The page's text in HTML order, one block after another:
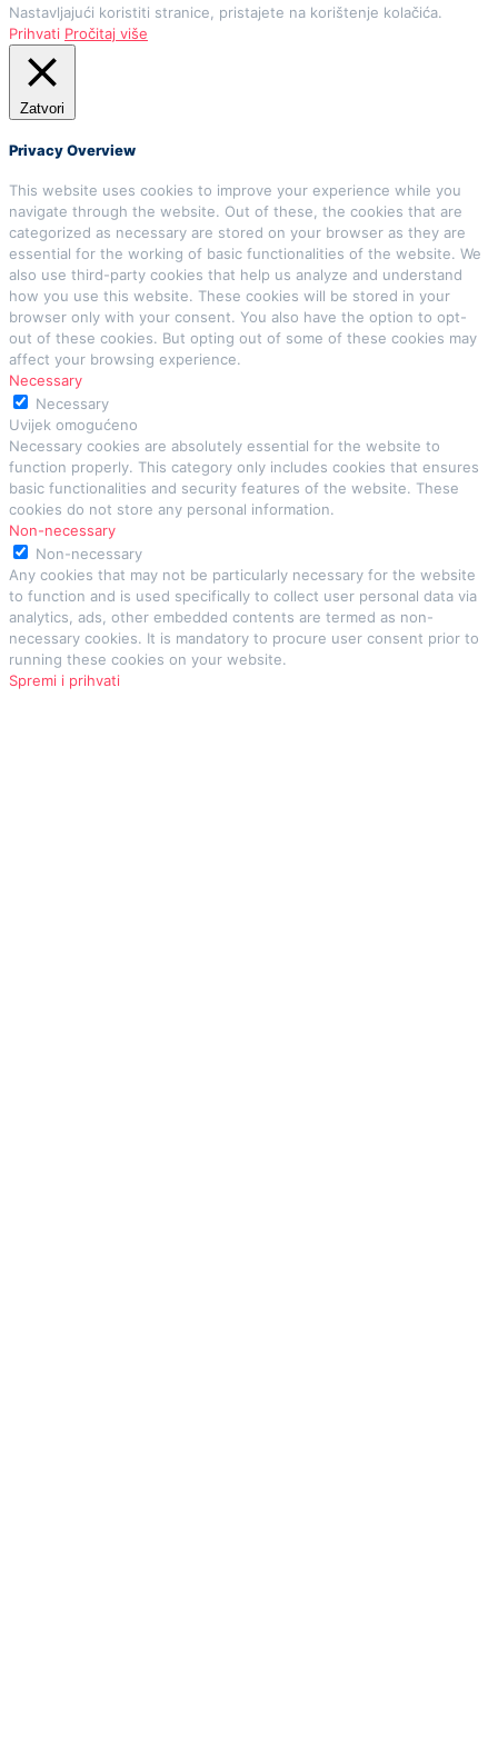
Nastavljajući koristiti stranice, pristajete na korištenje kolačića.
Prihvati Pročitaj više
Zatvori
Privacy Overview
This website uses cookies to improve your experience while you
navigate through the website. Out of these, the cookies that are
categorized as necessary are stored on your browser as they are
essential for the working of basic functionalities of the website. We
also use third-party cookies that help us analyze and understand
how you use this website. These cookies will be stored in your
browser only with your consent. You also have the option to opt-
out of these cookies. But opting out of some of these cookies may
affect your browsing experience.
Necessary
Necessary
Uvijek omogućeno
Necessary cookies are absolutely essential for the website to
function properly. This category only includes cookies that ensures
basic functionalities and security features of the website. These
cookies do not store any personal information.
Non-necessary
Non-necessary
Any cookies that may not be particularly necessary for the website
to function and is used specifically to collect user personal data via
analytics, ads, other embedded contents are termed as non-
necessary cookies. It is mandatory to procure user consent prior to
running these cookies on your website.
Spremi i prihvati